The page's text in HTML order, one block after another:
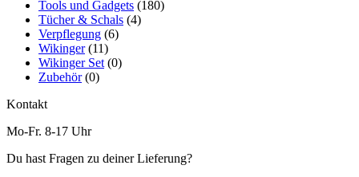
Tools und Gadgets (180)
Tücher & Schals (4)
Verpflegung (6)
Wikinger (11)
Wikinger Set (0)
Zubehör (0)
Kontakt
Mo-Fr. 8-17 Uhr
Du hast Fragen zu deiner Lieferung?